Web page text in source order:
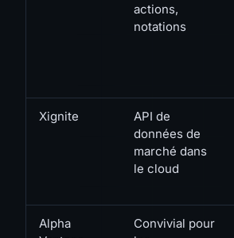
actions,
notations
Xignite
API de
données de
marché dans
le cloud
Alpha
Convivial pour